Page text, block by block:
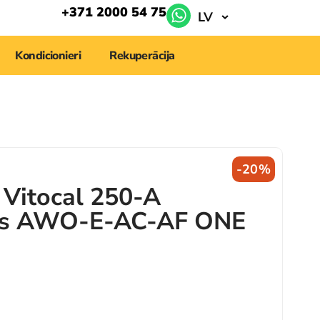
+371 2000 54 75 LV
Kondicionieri Rekuperācija
-20%
250-A
AWO-E-AC-AF ONE